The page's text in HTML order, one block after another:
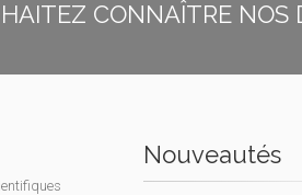
CONNAÎTRE NOS
Nouveautés